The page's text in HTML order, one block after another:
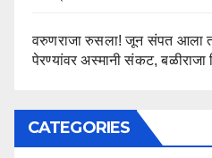
वरुणराजा रुसला! जून संपत आला
पेरण्यांवर अस्मानी संकट, बळीराजा
CATEGORIES